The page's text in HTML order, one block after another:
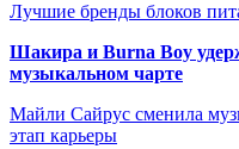
Лучшие бренды блоков
Шакира и Burna Boy
музыкальном чарте
Майли Сайрус сменила
этап карьеры